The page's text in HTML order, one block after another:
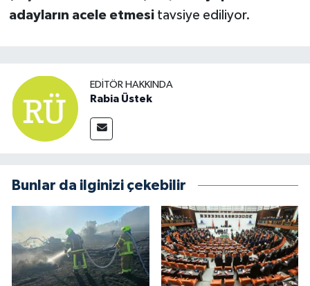
adayların acele etmesitavsiye ediliyor.
EDITÖR HAKKINDA
Rabia Üstek
Bunlar da ilginizi çekebilir